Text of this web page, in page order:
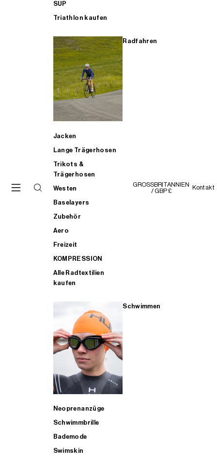
SUP
Triathlon kaufen
Radfahren
Jacken
Lange Trägerhosen
Trikots &
Trägerhosen
Westen
Baselayers
Zubehör
Aero
Freizeit
KOMPRESSION
Alle Radtextilien
kaufen
Schwimmen
Neoprenanzüge
Schwimmbrille
Bademode
Swimskin
GROSSBRITANNIEN
/ GBP £
Kontakt